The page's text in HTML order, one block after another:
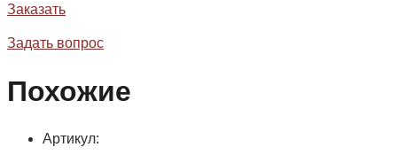
Заказать
Задать вопрос
Похожие
Артикул: